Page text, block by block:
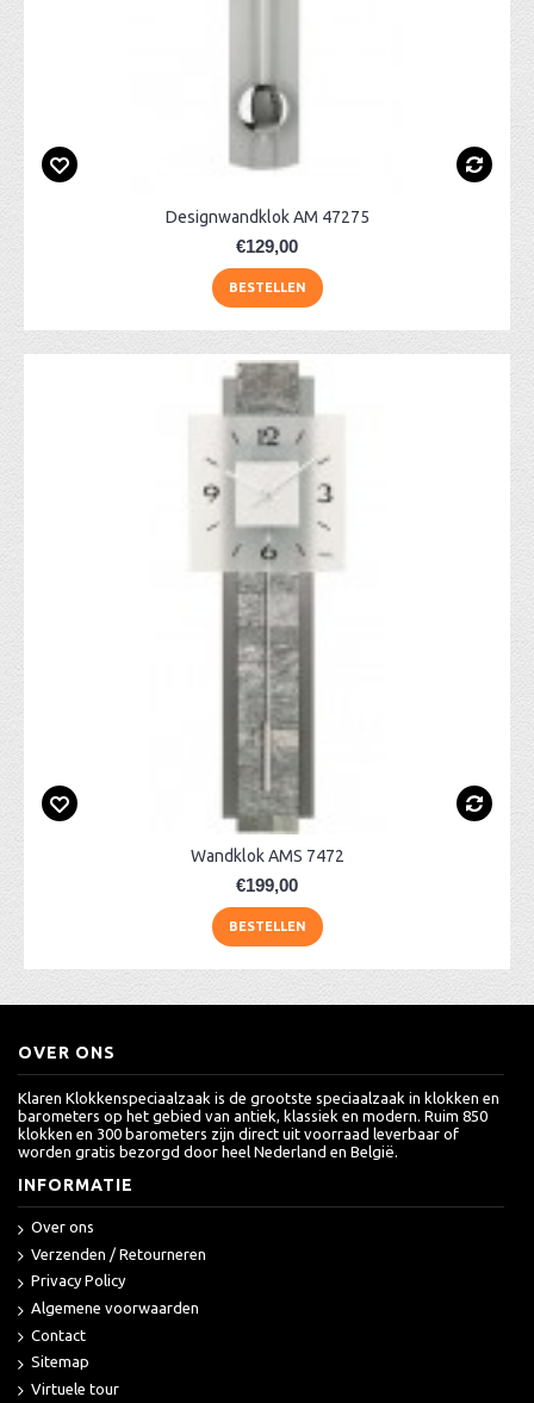
Designwandklok AM 47275
€129,00
BESTELLEN
Wandklok AMS 7472
€199,00
BESTELLEN
OVER ONS
Klaren Klokkenspeciaalzaak is de grootste speciaalzaak in klokken en
barometers op het gebied van antiek, klassiek en modern. Ruim 850
klokken en 300 barometers zijn direct uit voorraad leverbaar of
worden gratis bezorgd door heel Nederland en België.
INFORMATIE
Over ons
Verzenden / Retourneren
Privacy Policy
Algemene voorwaarden
Contact
Sitemap
Virtuele tour